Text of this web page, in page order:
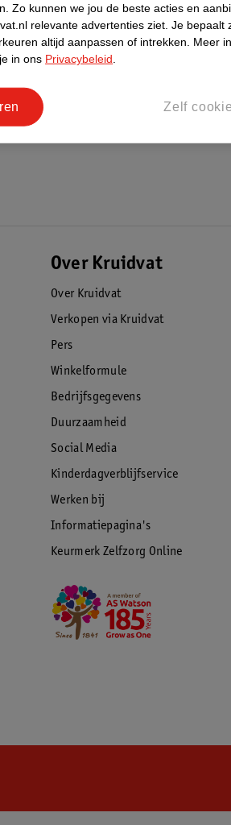
Over Kruidvat
Over Kruidvat
Verkopen via Kruidvat
Pers
Winkelformule
Bedrijfsgegevens
Duurzaamheid
Social Media
Kinderdagverblijfservice
Werken bij
Informatiepagina's
Keurmerk Zelfzorg Online
Zo kunnen we jou de beste acties en
relevante advertenties ziet. Je bepaalt
altijd aanpassen of intrekken.
Meer
in ons Privacybeleid
Zelf